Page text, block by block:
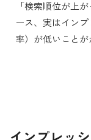
「検索順位が上
ース、実はイン
率）が低いことが
インプレッ